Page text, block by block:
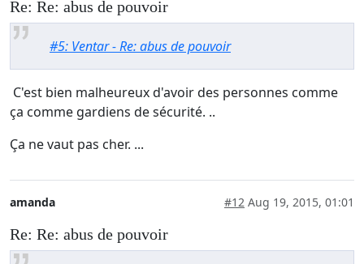
Re: Re: abus de pouvoir
#5: Ventar - Re: abus de pouvoir
C'est bien malheureux d'avoir des personnes comme
ça comme gardiens de sécurité. ..
Ça ne vaut pas cher. ...
amanda #12 Aug 19, 2015, 01:01
Re: Re: abus de pouvoir